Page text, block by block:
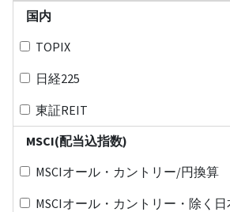
国内
TOPIX
日経225
東証REIT
MSCI(配当込指数)
MSCIオール・カントリー/円換算
MSCIオール・カントリー・除く